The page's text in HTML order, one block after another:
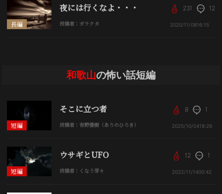
長編
夜には行くなよ・・・
投稿者：ガラクタ
231 12
2020/11/0816:15
和歌山の怖い話短編
短編
そこに立つ者
投稿者：有野優樹（ありのひろき）
8 1
2025/10/0418:26
短編
ウサギとUFO
投稿者：くなう芽々
12 1
2022/11/1400:42